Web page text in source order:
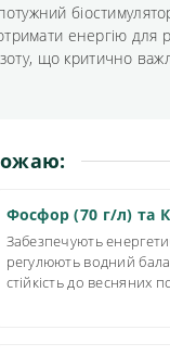
енергію для
що критично
Фосфор (70 г/л) та
Забезпечують
регулюють водний
стійкість до весняних